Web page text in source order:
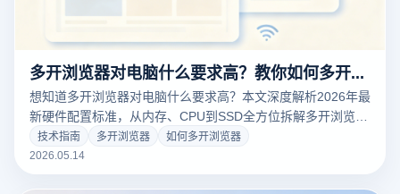
多开浏览器对电脑什么要求高？教你如何多开浏览器实现矩阵不卡顿
想知道多开浏览器对电脑什么要求高？本文深度解析2026年最
新硬件配置标准，从内存、CPU到SSD全方位拆解多开浏览器
的资源消耗。结合云登浏览器独家内核优化技术，教你如何多
开浏览器并实现数百个账号流畅运行，彻底解决掉线、延迟与
技术指南 多开浏览器
如何多开浏览器
2026.05.14